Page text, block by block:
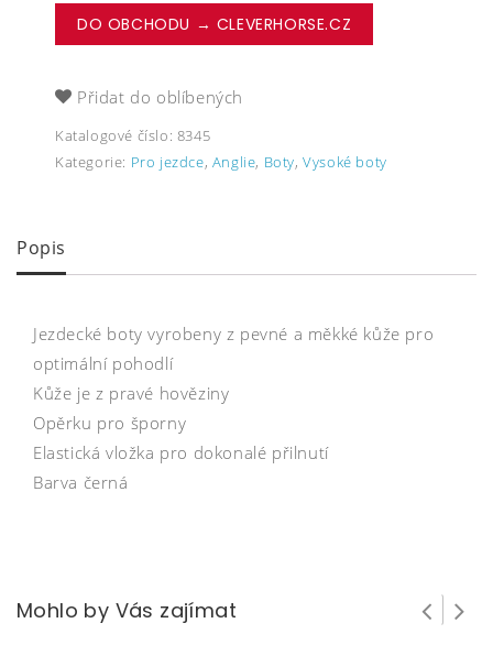
DO OBCHODU → CLEVERHORSE.CZ
Přidat do oblíbených
Katalogové číslo: 8345
Kategorie: Pro jezdce, Anglie, Boty,Vysoké boty
Popis
Jezdecké boty vyrobeny z pevné a měkké kůže pro
optimální pohodlí
Kůže je z pravé hověziny
Opěrku pro šporny
Elastická vložka pro dokonalé přilnutí
Barva černá
Mohlo by Vás zajímat